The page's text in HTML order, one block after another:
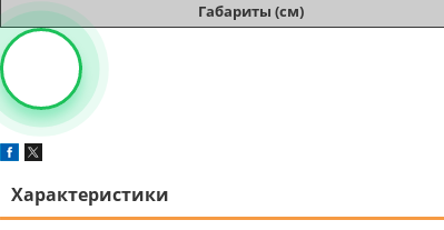
Габариты (см)
Характеристики